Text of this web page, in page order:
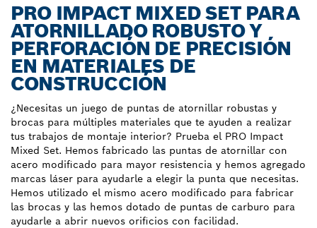
PRO IMPACT MIXED SET PARA
ATORNILLADO ROBUSTO Y
PERFORACIÓN DE PRECISIÓN
EN MATERIALES DE
CONSTRUCCIÓN
¿Necesitas un juego de puntas de atornillar robustas y
brocas para múltiples materiales que te ayuden a realizar
tus trabajos de montaje interior? Prueba el PRO Impact
Mixed Set. Hemos fabricado las puntas de atornillar con
acero modificado para mayor resistencia y hemos agregado
marcas láser para ayudarle a elegir la punta que necesitas.
Hemos utilizado el mismo acero modificado para fabricar
las brocas y las hemos dotado de puntas de carburo para
ayudarle a abrir nuevos orificios con facilidad.